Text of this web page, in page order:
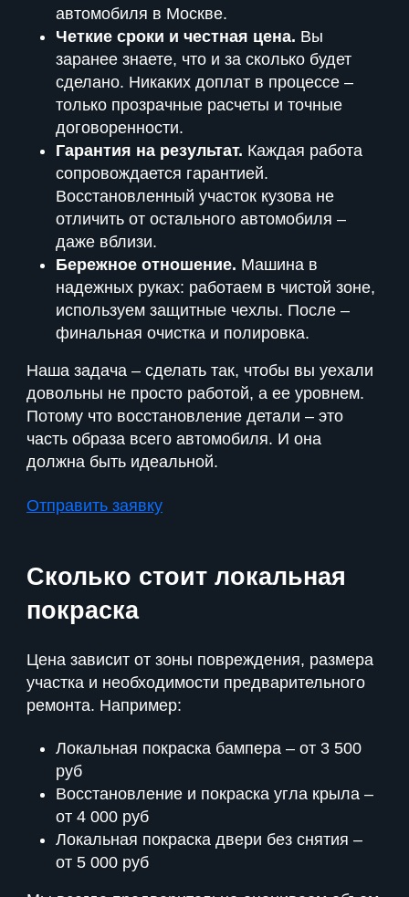
автомобиля в Москве.
Четкие сроки и честная цена. Вы
заранее знаете, что и за сколько будет
сделано. Никаких доплат в процессе –
только прозрачные расчеты и точные
договоренности.
Гарантия на результат. Каждая работа
сопровождается гарантией.
Восстановленный участок кузова не
отличить от остального автомобиля –
даже вблизи.
Бережное отношение. Машина в
надежных руках: работаем в чистой зоне,
используем защитные чехлы. После –
финальная очистка и полировка.
Наша задача – сделать так, чтобы вы уехали
довольны не просто работой, а ее уровнем.
Потому что восстановление детали – это
часть образа всего автомобиля. И она
должна быть идеальной.
Отправить заявку
Сколько стоит локальная
покраска
Цена зависит от зоны повреждения, размера
участка и необходимости предварительного
ремонта. Например:
Локальная покраска бампера – от 3 500
руб
Восстановление и покраска угла крыла –
от 4 000 руб
Локальная покраска двери без снятия –
от 5 000 руб